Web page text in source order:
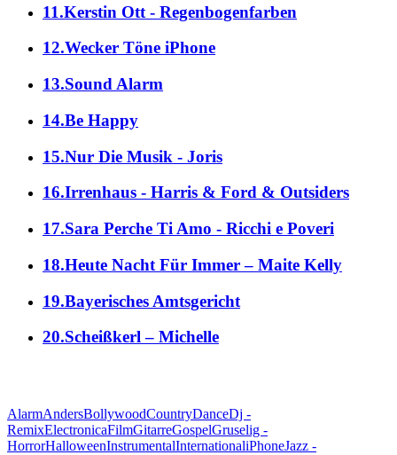
11.Kerstin Ott - Regenbogenfarben
12.Wecker Töne iPhone
13.Sound Alarm
14.Be Happy
15.Nur Die Musik - Joris
16.Irrenhaus - Harris & Ford & Outsiders
17.Sara Perche Ti Amo - Ricchi e Poveri
18.Heute Nacht Für Immer – Maite Kelly
19.Bayerisches Amtsgericht
20.Scheißkerl – Michelle
AlarmAndersBollywoodCountryDanceDj -
RemixElectronicaFilmGitarreGospelGruselig -
HorrorHalloweenInstrumentalInternationaliPhoneJazz -